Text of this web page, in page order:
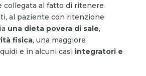
collegata al fatto di ritenere
al paziente con ritenzione
una dieta povera di sale,
fisica, una maggiore
e in alcuni casi integratori e